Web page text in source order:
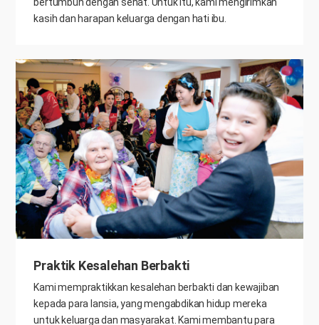
bertumbuh dengan sehat. Untuk itu, kami mengirimkan
kasih dan harapan keluarga dengan hati ibu.
Praktik Kesalehan Berbakti
Kami mempraktikkan kesalehan berbakti dan kewajiban
kepada para lansia, yang mengabdikan hidup mereka
untuk keluarga dan masyarakat. Kami membantu para